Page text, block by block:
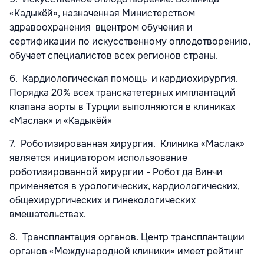
«Кадыкёй», назначенная Министерством
здравоохранения вцентром обучения и
сертификации по искусственному оплодотворению,
обучает специалистов всех регионов страны.
6. Кардиологическая помощь и кардиохирургия.
Порядка 20% всех транскатетерных имплантаций
клапана аорты в Турции выполняются в клиниках
«Маслак» и «Кадыкёй»
7. Роботизированная хирургия. Клиника «Маслак»
является инициатором использование
роботизированной хирургии - Робот да Винчи
применяется в урологических, кардиологических,
общехирургических и гинекологических
вмешательствах.
8. Трансплантация органов. Центр трансплантации
органов «Международной клиники» имеет рейтинг